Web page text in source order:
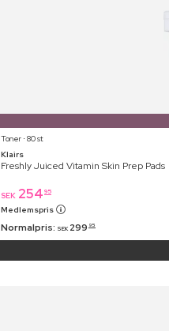
Toner ⋅ 80 st
Klairs
Freshly Juiced Vitamin Skin Prep Pads
SEK 254 95
Medlemspris
Normalpris: SEK 299 95